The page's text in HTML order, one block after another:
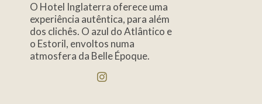
O Hotel Inglaterra oferece uma
experiência autêntica, para além
dos clichês. O azul do Atlântico e
o Estoril, envoltos numa
atmosfera da Belle Époque.